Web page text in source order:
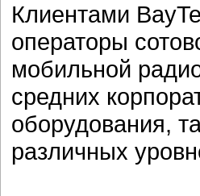
Клиентами
операторы
мобильной
средних
оборудования,
различных